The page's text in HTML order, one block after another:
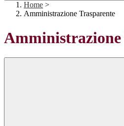
Home >
Amministrazione Trasparente
Amministrazione